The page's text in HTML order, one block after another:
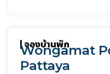
จองบ้านพัก
Wongamat
Pattaya